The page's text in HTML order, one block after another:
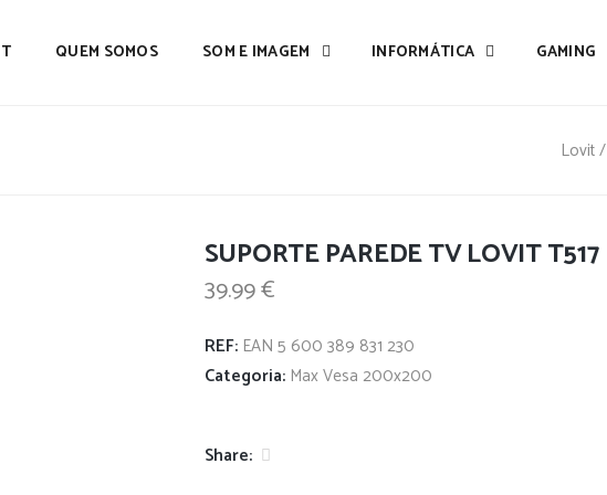
QUEM SOMOS SOM E IMAGEM INFORMÁTICA GAMING
Lovit/
SUPORTE PAREDE TV LOVIT T517
39.99€
REF: EAN 5 600 389 831 230
Categoria: Max Vesa 200x200
Share: